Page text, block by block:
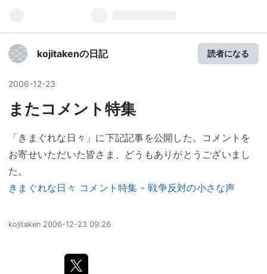
kojitakenの日記 読者になる
2006-12-23
またコメント特集
「きまぐれな日々」に下記記事を公開した。コメントを
お寄せいただいた皆さま、どうもありがとうございまし
た。
きまぐれな日々 コメント特集 - 戦争反対の小さな声
kojitaken 2006-12-23 09:26